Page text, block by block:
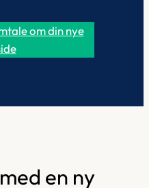
om din nye
en ny